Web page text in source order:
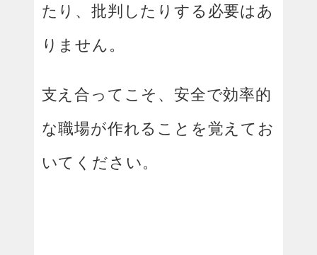
たり、批判したりする必要はあ
りません。
支え合ってこそ、安全で効率的
な職場が作れることを覚えてお
いてください。